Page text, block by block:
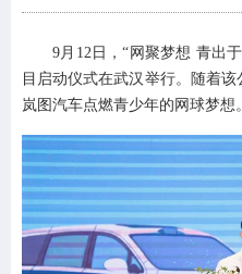
9月12日，“网聚梦想 青出
目启动仪式在武汉举行。随着
岚图汽车点燃青少年的网球梦想。